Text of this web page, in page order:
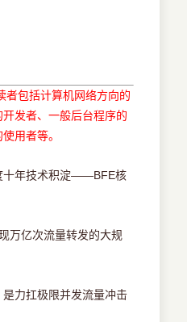
者包括计算机网络方向的
发者、一般后台程序的
用者等。
十年技术积淀——BFE核
万亿次流量转发的大规
力扛极限并发流量冲击